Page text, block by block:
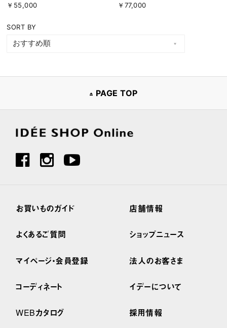
￥55,000 ￥77,000
SORT BY
PAGE TOP
お買いものガイド
よくあるご質問
マイページ・会員登録
コーディネート
WEBカタログ
店舗情報
ショップニュース
法人のお客さま
イデーについて
採用情報